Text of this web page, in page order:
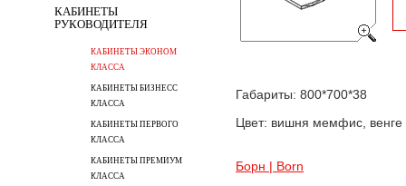
Габариты: 800*700*38
Цвет: вишня мемфис, венге
Борн | Born
КАБИНЕТЫ
РУКОВОДИТЕЛЯ
КАБИНЕТЫ ЭКОНОМ
КЛАССА
КАБИНЕТЫ БИЗНЕСС
КЛАССА
КАБИНЕТЫ ПЕРВОГО
КЛАССА
КАБИНЕТЫ ПРЕМИУМ
КЛАССА